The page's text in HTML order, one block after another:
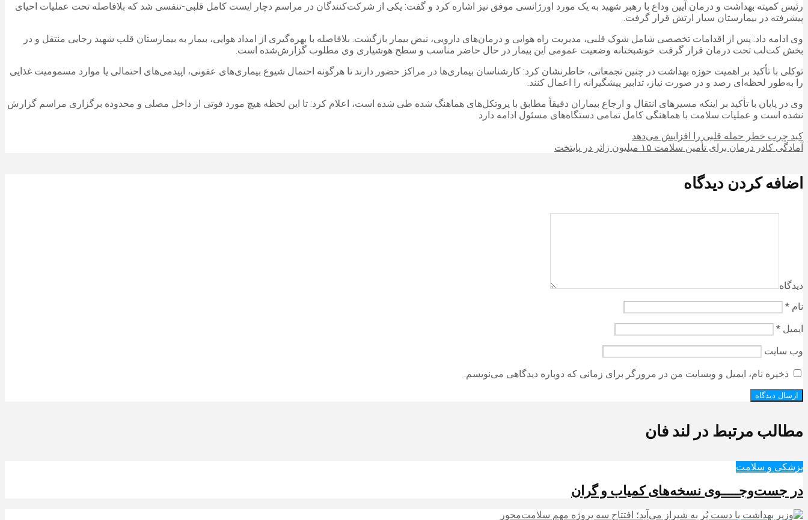
رئیس کمیته بهداشت و درمان آیین وداع با رهبر شهید به یک مورد اورژانسی موفق نیز اشاره کرد و گفت: یکی از شرکت‌کنندگان در مراسم دچار ایست کامل قلبی-تنفسی شد که بلافاصله تحت عملیات احیای
پیشرفته در بیمارستان سیار ارتش قرار گرفت.
وی ادامه داد: پس از اقدامات تخصصی شامل شوک قلبی، مدیریت راه هوایی و درمان‌های دارویی، نبض بیمار بازگشت. بلافاصله با بهره‌گیری از امداد هوایی، بیمار به بیمارستان قلب شهید رجایی منتقل و در
بخش کت‌لب تحت درمان قرار گرفت. خوشبختانه وضعیت عمومی این بیمار در حال حاضر مناسب و سطح هوشیاری وی مطلوب گزارش‌شده است.
توکلی با تأکید بر اهمیت حوزه بهداشت در چنین تجمعاتی، خاطرنشان کرد: کارشناسان بیماری‌ها در مراکز حضور دارند تا هرگونه احتمال شیوع بیماری‌های عفونی، اپیدمی‌های احتمالی یا موارد مسمومیت غذایی
را به‌طور لحظه‌ای رصد و در صورت نیاز، تدابیر پیشگیرانه را اعمال کنند.
وی در پایان با تأکید بر اینکه مسیرهای انتقال و ارجاع بیماران دقیقاً مطابق با پروتکل‌های هماهنگ شده طی شده است، اعلام کرد: تا این لحظه هیچ مورد فوتی از داخل مصلی و محدوده برگزاری مراسم گزارش
نشده است و عملیات سلامت با هماهنگی کامل تمامی دستگاه‌های مسئول ادامه دارد
کبد چرب خطر حمله قلبی را افزایش می‌دهد
آمادگی کادر درمان برای تأمین سلامت ۱۵ میلیون زائر در پایتخت
اضافه کردن دیدگاه
دیدگاه
نام *
ایمیل *
وب‌ سایت
ذخیره نام، ایمیل و وبسایت من در مرورگر برای زمانی که دوباره دیدگاهی می‌نویسم.
مطالب مرتبط در لند فان
پزشکی و سلامت
در جست‌وجـــــوی نسخه‌های کمیاب و گران